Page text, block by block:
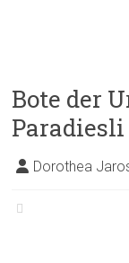
Bote der
Paradiesli
Dorothea